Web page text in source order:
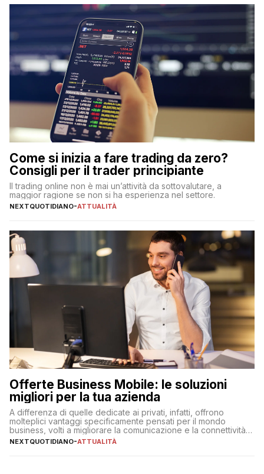
Come si inizia a fare trading da zero?
Consigli per il trader principiante
Il trading online non è mai un’attività da sottovalutare, a
maggior ragione se non si ha esperienza nel settore.
NEXTQUOTIDIANO-ATTUALITÀ
Offerte Business Mobile: le soluzioni
migliori per la tua azienda
A differenza di quelle dedicate ai privati, infatti, offrono
molteplici vantaggi specificamente pensati per il mondo
business, volti a migliorare la comunicazione e la connettività
degli utenti
NEXTQUOTIDIANO-ATTUALITÀ